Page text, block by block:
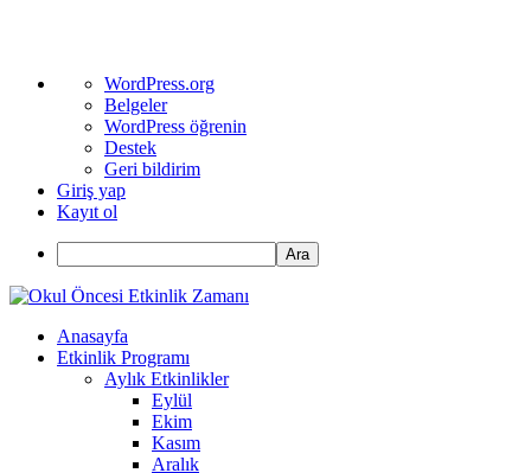
WordPress
hakkında
WordPress.org
Belgeler
WordPress öğrenin
Destek
Geri bildirim
Giriş yap
Kayıt ol
Ara
Anasayfa
Etkinlik Programı
Aylık Etkinlikler
Eylül
Ekim
Kasım
Aralık